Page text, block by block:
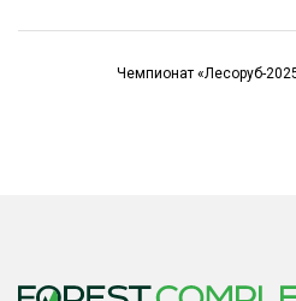
Чемпионат «Лесоруб-